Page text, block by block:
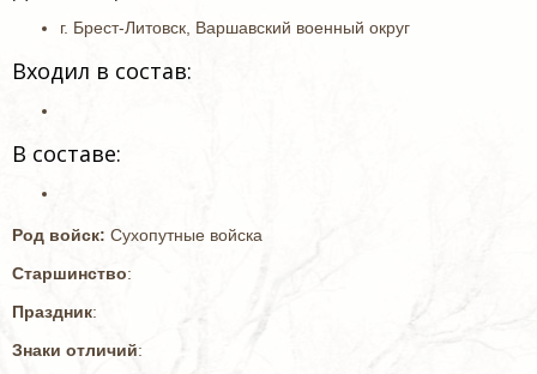
г. Брест-Литовск, Варшавский военный округ
Входил в состав:
В составе:
Род войск: Сухопутные войска
Старшинство:
Праздник:
Знаки отличий: